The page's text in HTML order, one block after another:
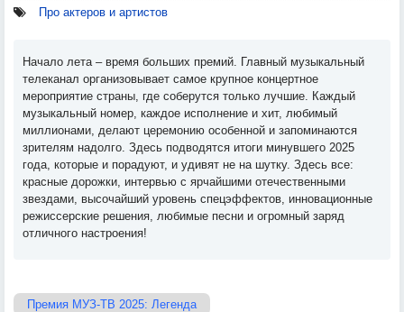
Про актеров и артистов
Начало лета – время больших премий. Главный музыкальный
телеканал организовывает самое крупное концертное
мероприятие страны, где соберутся только лучшие. Каждый
музыкальный номер, каждое исполнение и хит, любимый
миллионами, делают церемонию особенной и запоминаются
зрителям надолго. Здесь подводятся итоги минувшего 2025
года, которые и порадуют, и удивят не на шутку. Здесь все:
красные дорожки, интервью с ярчайшими отечественными
звездами, высочайший уровень спецэффектов, инновационные
режиссерские решения, любимые песни и огромный заряд
отличного настроения!
Премия МУЗ-ТВ 2025: Легенда